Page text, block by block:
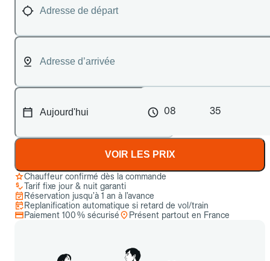
08 35
VOIR LES PRIX
Chauffeur confirmé dès la commande
Tarif fixe jour & nuit garanti
Réservation jusqu’à 1 an à l’avance
Replanification automatique si retard de vol/train
Paiement 100 % sécurisé
Présent partout en France